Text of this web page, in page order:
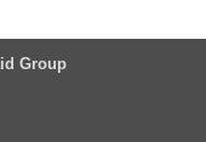
Group